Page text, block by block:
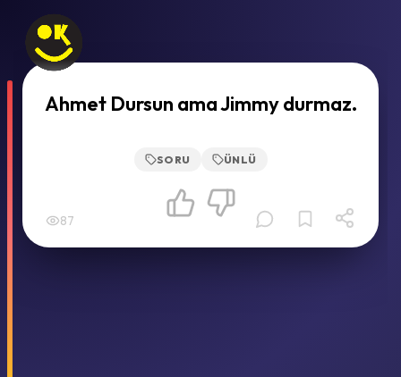
Ahmet Dursun ama Jimmy durmaz.
SORU ÜNLÜ
87